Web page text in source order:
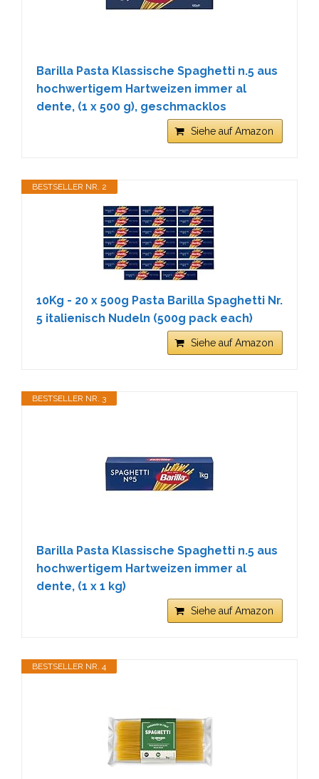
Barilla Pasta Klassische Spaghetti n.5 aus
hochwertigem Hartweizen immer al
dente, (1 x 500 g), geschmacklos
Siehe auf Amazon
BESTSELLER NR. 2
10Kg - 20 x 500g Pasta Barilla Spaghetti Nr.
5 italienisch Nudeln (500g pack each)
Siehe auf Amazon
BESTSELLER NR. 3
Barilla Pasta Klassische Spaghetti n.5 aus
hochwertigem Hartweizen immer al
dente, (1 x 1 kg)
Siehe auf Amazon
BESTSELLER NR. 4